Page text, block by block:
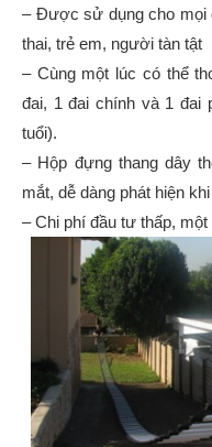
– Được sử dụng cho mọi
thai, trẻ em, người tàn tật
– Cùng một lúc có thể
đai, 1 đai chính và 1
tuổi).
– Hộp đựng thang dây
mắt, dễ dàng phát hiện
– Chi phí đầu tư thấp,